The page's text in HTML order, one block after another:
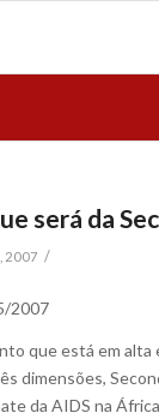
será da
2007 /
2007
que está em alta
dimensões,
da AIDS na